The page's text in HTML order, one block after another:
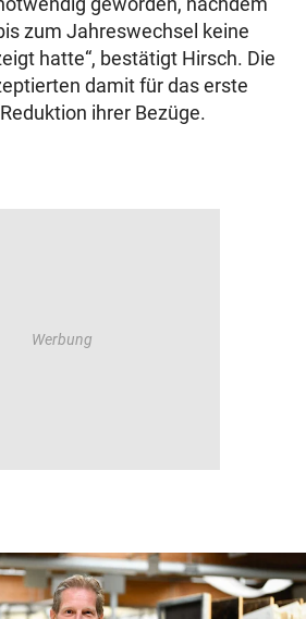
zum Jahreswechsel keine
hatte“, bestätigt Hirsch. Die
damit für das erste
ihrer Bezüge.